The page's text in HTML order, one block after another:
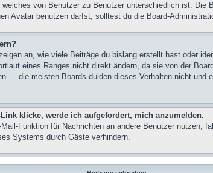
von Benutzer zu Benutzer unterschiedlich ist. Die
Avatar benutzen darfst, solltest du die Board-
an, wie viele Beiträge du bislang erstellt hast oder
eines Ranges nicht direkt ändern, da sie von der
— die meisten Boards dulden dieses Verhalten nicht und
klicke, werde ich aufgefordert, mich anzumelden.
Funktion für Nachrichten an andere Benutzer nutzen,
Systems durch Gäste verhindern.